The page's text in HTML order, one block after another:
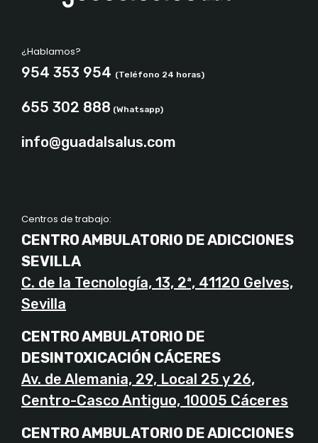
¿Hablamos?
954 353 954 (Teléfono 24 horas)
655 302 888 (Whatsapp)
info@guadalsalus.com
Centros de trabajo:
CENTRO AMBULATORIO DE ADICCIONES
SEVILLA
C. de la Tecnología, 13, 2ª, 41120 Gelves,
Sevilla
CENTRO AMBULATORIO DE
DESINTOXICACIÓN CÁCERES
Av. de Alemania, 29, Local 25 y 26,
Centro-Casco Antiguo, 10005 Cáceres
CENTRO AMBULATORIO DE ADICCIONES